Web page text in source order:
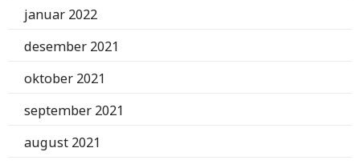
januar 2022
desember 2021
oktober 2021
september 2021
august 2021